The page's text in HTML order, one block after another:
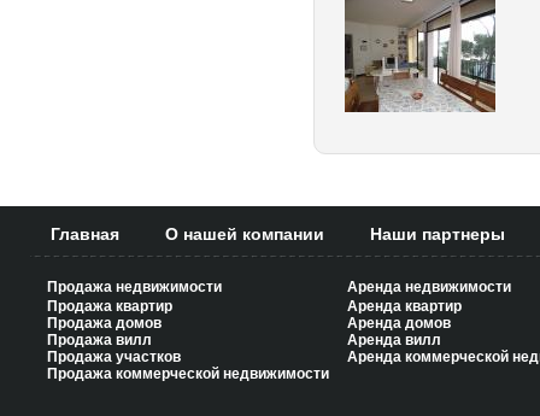
Главная О нашей компании Наши партнеры
Продажа недвижимости
Продажа квартир
Продажа домов
Продажа вилл
Продажа участков
Продажа коммерческой недвижимости
Аренда недвижимости
Аренда квартир
Аренда домов
Аренда вилл
Аренда коммерческой